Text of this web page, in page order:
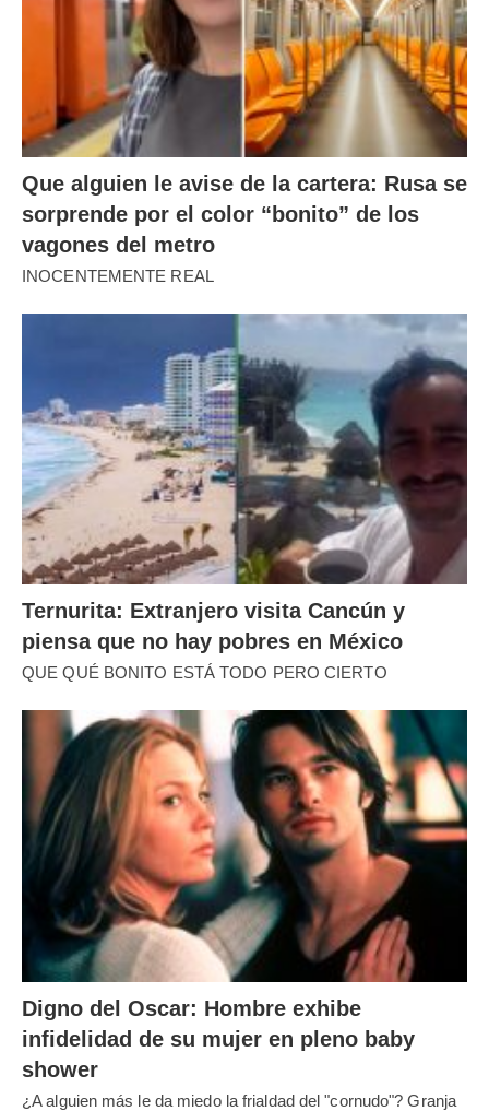
Que alguien le avise de la cartera: Rusa se
sorprende por el color “bonito” de los
vagones del metro
INOCENTEMENTE REAL
Ternurita: Extranjero visita Cancún y
piensa que no hay pobres en México
QUE QUÉ BONITO ESTÁ TODO PERO CIERTO
Digno del Oscar: Hombre exhibe
infidelidad de su mujer en pleno baby
shower
¿A alguien más le da miedo la frialdad del "cornudo"? Granja